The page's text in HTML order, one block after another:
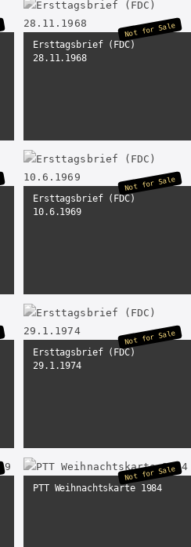
Ersttagsbrief (FDC)
28.11.1968
Not for Sale
Ersttagsbrief (FDC)
10.6.1969
Not for Sale
Ersttagsbrief (FDC)
29.1.1974
Not for Sale
PTT Weihnachtskarte 1984
Not for Sale